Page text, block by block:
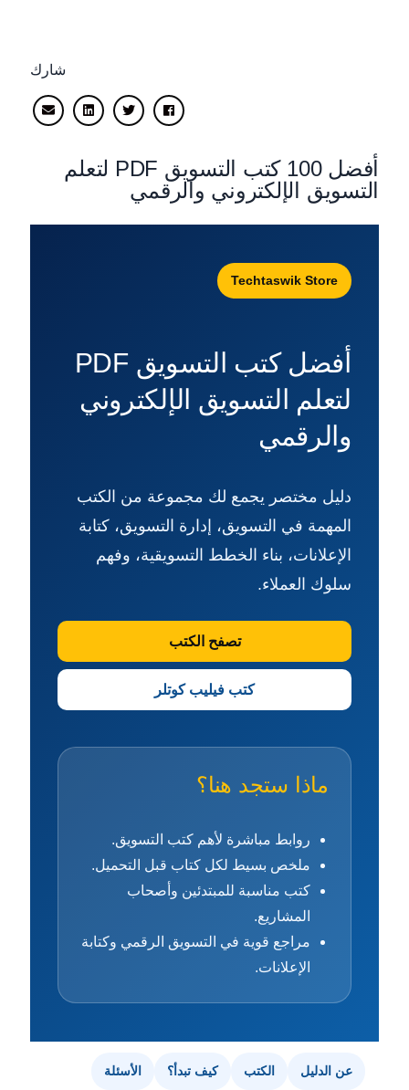
شارك
أفضل 100 كتب التسويق PDF لتعلم
التسويق الإلكتروني والرقمي
Techtaswik Store
أفضل كتب التسويق PDF
لتعلم التسويق الإلكتروني
والرقمي
دليل مختصر يجمع لك مجموعة من الكتب
المهمة في التسويق، إدارة التسويق، كتابة
الإعلانات، بناء الخطط التسويقية، وفهم
سلوك العملاء.
تصفح الكتب
كتب فيليب كوتلر
ماذا ستجد هنا؟
روابط مباشرة لأهم كتب التسويق.
ملخص بسيط لكل كتاب قبل التحميل.
كتب مناسبة للمبتدئين وأصحاب
المشاريع.
مراجع قوية في التسويق الرقمي وكتابة
الإعلانات.
عن الدليل الكتب كيف تبدأ؟ الأسئلة